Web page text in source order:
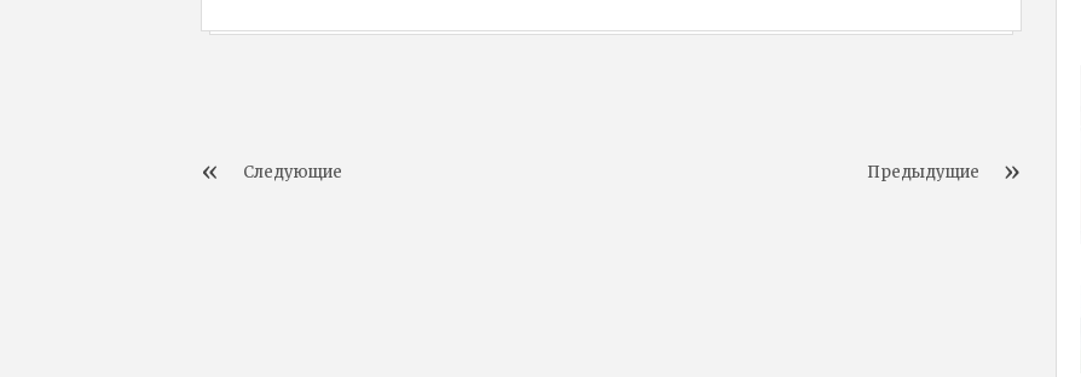
Следующие Предыдущие